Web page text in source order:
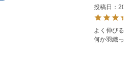
投稿日
よく伸びる
何か羽織っ